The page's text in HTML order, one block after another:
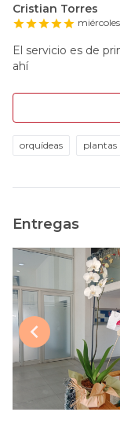
Cristian Torres
El servicio es de
ahí
orquídeas plantas
Entregas